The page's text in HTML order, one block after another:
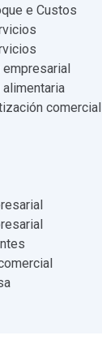
e Custos
comercial